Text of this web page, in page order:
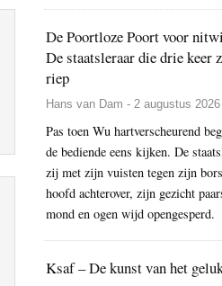
De Poortloze Poort voor
De staatsleraar die drie keer
riep
Hans van Dam - 2 augustus 2026
Pas toen Wu hartverscheurend
de bediende eens kijken. De
zij met zijn vuisten tegen zijn
hoofd achterover, zijn gezicht
mond en ogen wijd opengesperd.
Ksaf – De kunst van het